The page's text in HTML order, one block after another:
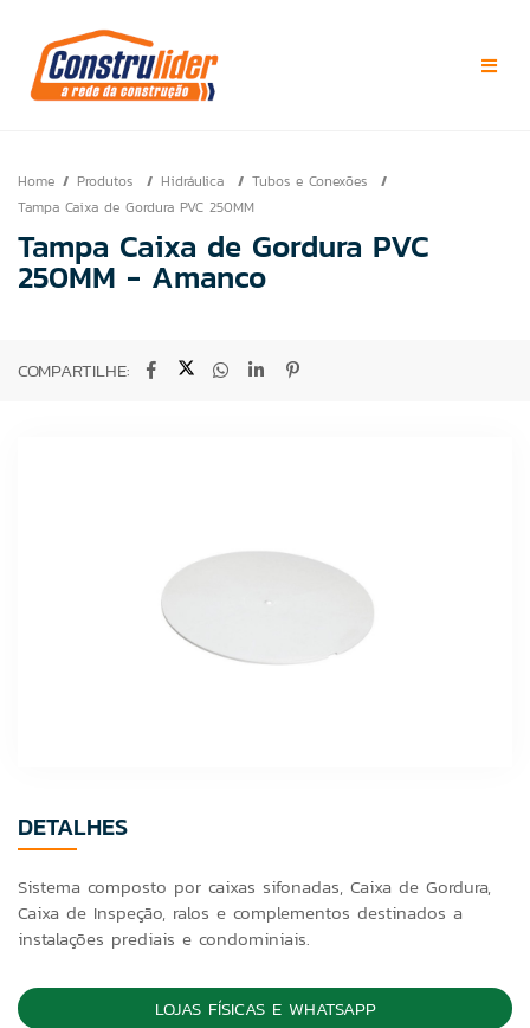
Home Produtos Hidráulica
Tubos e Conexões
Tampa Caixa de Gordura PVC 250MM
Tampa Caixa de Gordura PVC
250MM - Amanco
COMPARTILHE:
DETALHES
Sistema composto por caixas sifonadas, Caixa de Gordura,
Caixa de Inspeção, ralos e complementos destinados a
instalações prediais e condominiais.
LOJAS FÍSICAS E WHATSAPP